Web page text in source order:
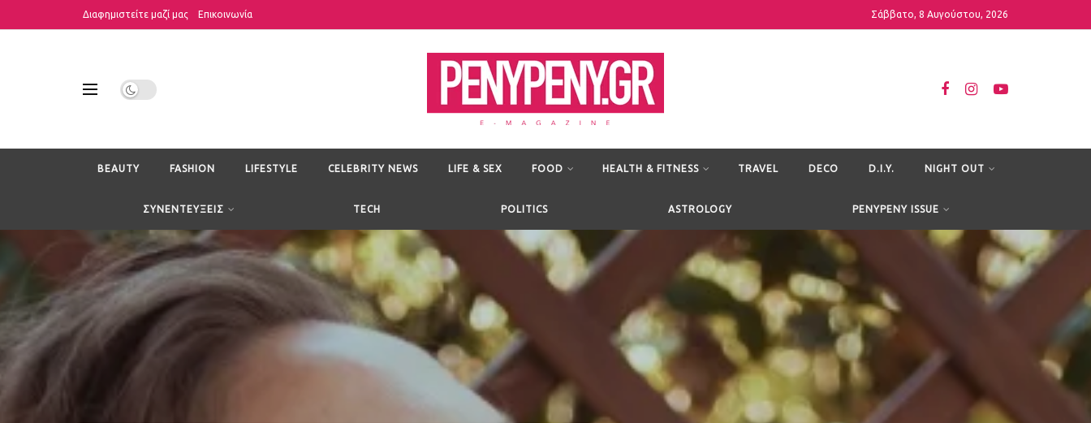
Διαφημιστείτε μαζί μας Επικοινωνία Σάββατο, 8 Αυγούστου, 2026
BEAUTY FASHION LIFESTYLE CELEBRITY NEWS LIFE & SEX FOOD HEALTH & FITNESS TRAVEL DECO D.I.Y. NIGHT OUT
ΣΥΝΕΝΤΕΥΞΕΙΣ TECH POLITICS ASTROLOGY PENYPENY ISSUE